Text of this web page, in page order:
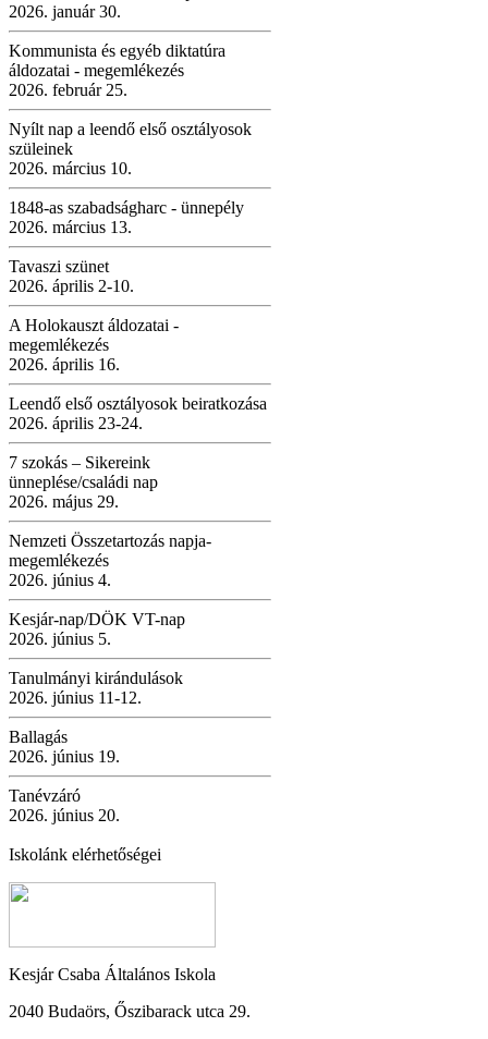
2026. január 30.
Kommunista és egyéb diktatúra
áldozatai - megemlékezés
2026. február 25.
Nyílt nap a leendő első osztályosok
szüleinek
2026. március 10.
1848-as szabadságharc - ünnepély
2026. március 13.
Tavaszi szünet
2026. április 2-10.
A Holokauszt áldozatai -
megemlékezés
2026. április 16.
Leendő első osztályosok beiratkozása
2026. április 23-24.
7 szokás – Sikereink
ünneplése/családi nap
2026. május 29.
Nemzeti Összetartozás napja-
megemlékezés
2026. június 4.
Kesjár-nap/DÖK VT-nap
2026. június 5.
Tanulmányi kirándulások
2026. június 11-12.
Ballagás
2026. június 19.
Tanévzáró
2026. június 20.
Iskolánk elérhetőségei
Kesjár Csaba Általános Iskola
2040 Budaörs, Őszibarack utca 29.